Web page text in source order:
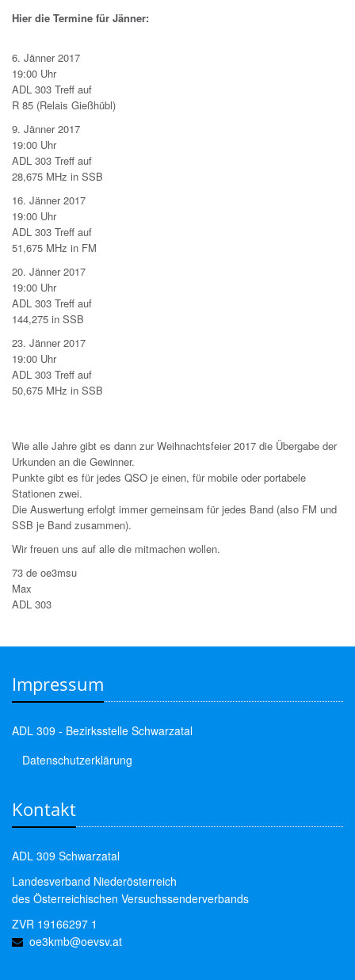
Hier die Termine für Jänner:
6. Jänner 2017
19:00 Uhr
ADL 303 Treff auf
R 85 (Relais Gießhübl)
9. Jänner 2017
19:00 Uhr
ADL 303 Treff auf
28,675 MHz in SSB
16. Jänner 2017
19:00 Uhr
ADL 303 Treff auf
51,675 MHz in FM
20. Jänner 2017
19:00 Uhr
ADL 303 Treff auf
144,275 in SSB
23. Jänner 2017
19:00 Uhr
ADL 303 Treff auf
50,675 MHz in SSB
Wie alle Jahre gibt es dann zur Weihnachtsfeier 2017 die Übergabe der
Urkunden an die Gewinner.
Punkte gibt es für jedes QSO je einen, für mobile oder portabele
Stationen zwei.
Die Auswertung erfolgt immer gemeinsam für jedes Band (also FM und
SSB je Band zusammen).
Wir freuen uns auf alle die mitmachen wollen.
73 de oe3msu
Max
ADL 303
Impressum
ADL 309 - Bezirksstelle Schwarzatal
Datenschutzerklärung
Kontakt
ADL 309 Schwarzatal
Landesverband Niederösterreich
des Österreichischen Versuchssenderverbands
ZVR 19166297 1
oe3kmb@oevsv.at